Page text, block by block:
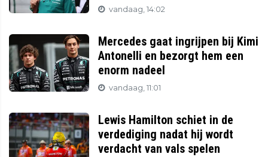
vandaag, 14:02
Mercedes gaat ingrijpen bij Kimi
Antonelli en bezorgt hem een
enorm nadeel
vandaag, 11:01
Lewis Hamilton schiet in de
verdediging nadat hij wordt
verdacht van vals spelen